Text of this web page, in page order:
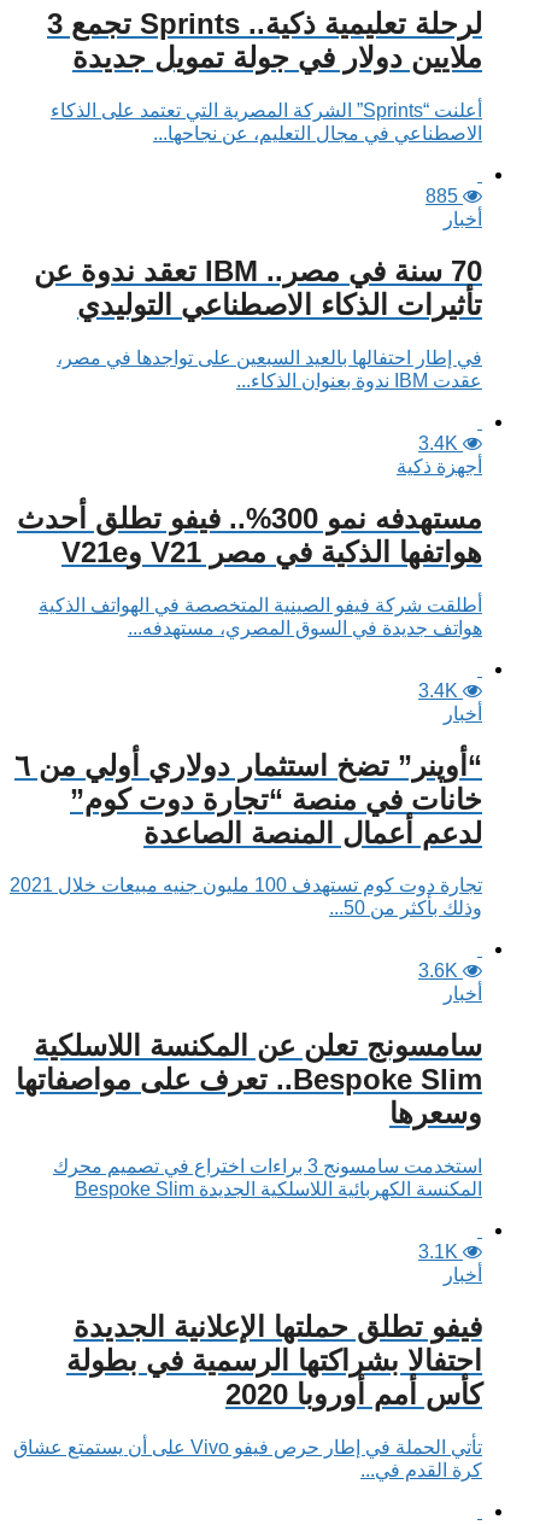
لرحلة تعليمية ذكية.. Sprints تجمع 3
ملايين دولار في جولة تمويل جديدة
أعلنت “Sprints” الشركة المصرية التي تعتمد على الذكاء
الاصطناعي في مجال التعليم، عن نجاحها...
885
أخبار
70 سنة في مصر.. IBM تعقد ندوة عن
تأثيرات الذكاء الاصطناعي التوليدي
في إطار احتفالها بالعيد السبعين على تواجدها في مصر،
عقدت IBM ندوة بعنوان الذكاء...
3.4K
أجهزة ذكية
مستهدفه نمو 300%.. فيفو تطلق أحدث
هواتفها الذكية في مصر V21 وV21e
أطلقت شركة فيفو الصينية المتخصصة في الهواتف الذكية
هواتف جديدة في السوق المصري، مستهدفه...
3.4K
أخبار
“أوپنر” تضخ استثمار دولاري أولي من ٦
خانات في منصة “تجارة دوت كوم”
لدعم أعمال المنصة الصاعدة
تجارة دوت كوم تستهدف 100 مليون جنيه مبيعات خلال 2021
وذلك بأكثر من 50...
3.6K
أخبار
سامسونج تعلن عن المكنسة اللاسلكية
Bespoke Slim.. تعرف على مواصفاتها
وسعرها
استخدمت سامسونج 3 براءات اختراع في تصميم محرك
المكنسة الكهربائية اللاسلكية الجديدة Bespoke Slim
3.1K
أخبار
فيفو تطلق حملتها الإعلانية الجديدة
احتفالا بشراكتها الرسمية في بطولة
كأس أمم أوروبا 2020
تأتي الحملة في إطار حرص فيفو Vivo على أن يستمتع عشاق
كرة القدم في...